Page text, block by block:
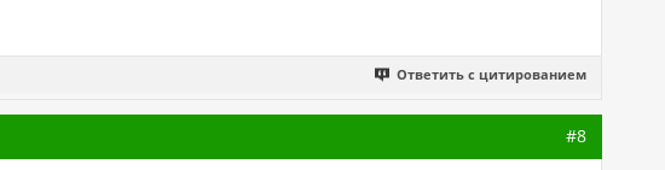
Ответить с цитированием
#8